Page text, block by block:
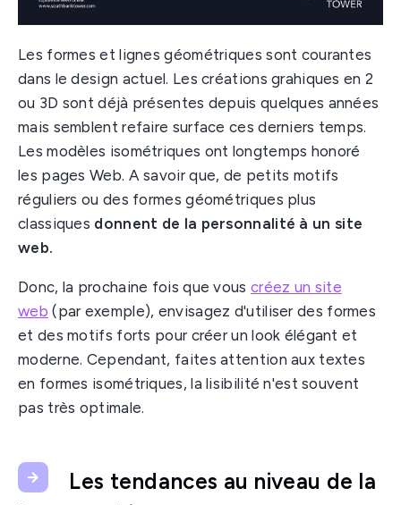
Les formes et lignes géométriques sont courantes
dans le design actuel. Les créations grahiques en 2
ou 3D sont déjà présentes depuis quelques années
mais semblent refaire surface ces derniers temps.
Les modèles isométriques ont longtemps honoré
les pages Web. A savoir que, de petits motifs
réguliers ou des formes géométriques plus
classiques donnent de la personnalité à un site
web.
Donc, la prochaine fois que vous créez un site
web (par exemple), envisagez d'utiliser des formes
et des motifs forts pour créer un look élégant et
moderne. Cependant, faites attention aux textes
en formes isométriques, la lisibilité n'est souvent
pas très optimale.
Les tendances au niveau de la